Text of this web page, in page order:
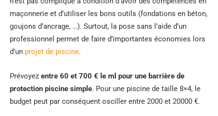
maçonnerie et d’utiliser les bons outils (fondations en béton,
goujons d’ancrage, …). Surtout, la pose sans l’aide d’un
professionnel permet de faire d’importantes économies lors
d’un projet de piscine.
Prévoyez entre 60 et 700 € le ml pour une barrière de
protection piscine simple. Pour une piscine de taille 8×4, le
budget peut par conséquent osciller entre 2000 et 20000 €.